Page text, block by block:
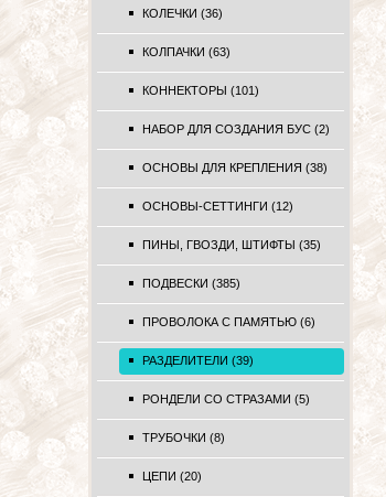
КОЛЕЧКИ (36)
КОЛПАЧКИ (63)
КОННЕКТОРЫ (101)
НАБОР ДЛЯ СОЗДАНИЯ БУС (2)
ОСНОВЫ ДЛЯ КРЕПЛЕНИЯ (38)
ОСНОВЫ-СЕТТИНГИ (12)
ПИНЫ, ГВОЗДИ, ШТИФТЫ (35)
ПОДВЕСКИ (385)
ПРОВОЛОКА С ПАМЯТЬЮ (6)
РАЗДЕЛИТЕЛИ (39)
РОНДЕЛИ СО СТРАЗАМИ (5)
ТРУБОЧКИ (8)
ЦЕПИ (20)